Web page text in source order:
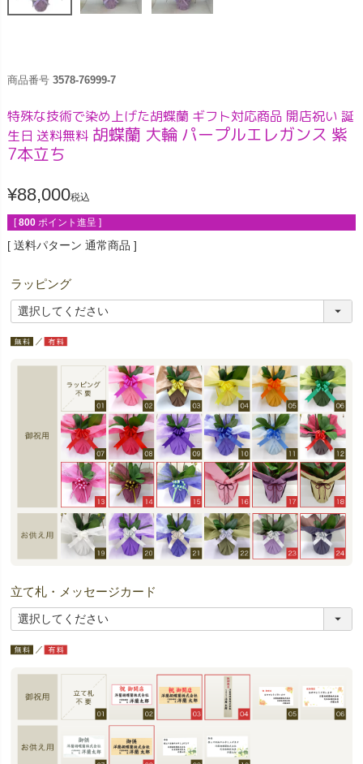
商品番号 3578-76999-7
特殊な技術で染め上げた胡蝶蘭 ギフト対応商品 開店祝い 誕
生日 送料無料 胡蝶蘭 大輪 パープルエレガンス 紫
7本立ち
¥88,000税込
[ 800 ポイント進呈 ]
送料パターン 通常商品
ラッピング
立て札・メッセージカード